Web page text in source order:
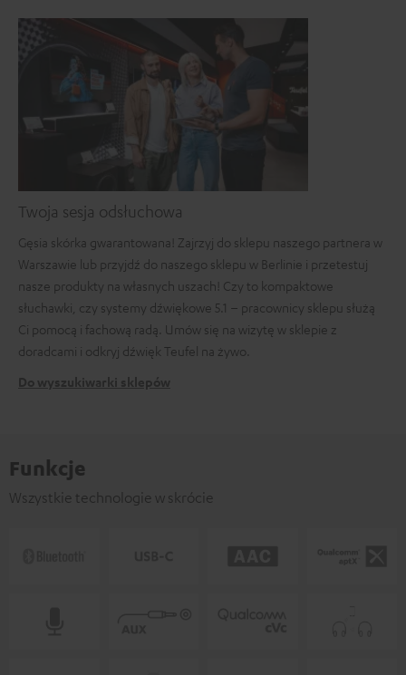
Twoja sesja odsłuchowa
Gęsia skórka gwarantowana! Zajrzyj do sklepu naszego partnera w
Warszawie lub przyjdź do naszego sklepu w Berlinie i przetestuj
nasze produkty na własnych uszach! Czy to kompaktowe
słuchawki, czy systemy dźwiękowe 5.1 – pracownicy sklepu służą
Ci pomocą i fachową radą. Umów się na wizytę w sklepie z
doradcami i odkryj dźwięk Teufel na żywo.
Do wyszukiwarki sklepów
Funkcje
Wszystkie technologie w skrócie